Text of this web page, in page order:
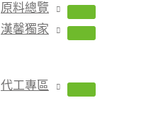
原料總覽
漢馨獨家
代工專區